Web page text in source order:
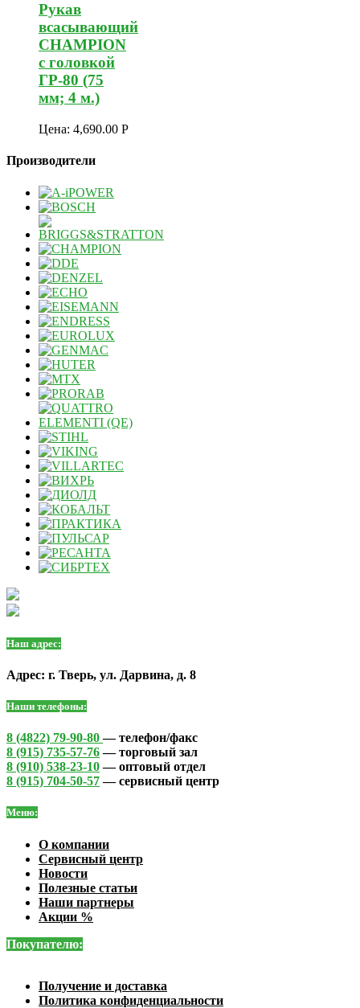
Рукав
всасывающий
CHAMPION
с головкой
ГР-80 (75
мм; 4 м.)
Цена: 4,690.00 Р
Производители
Наш адрес:
Адрес: г. Тверь, ул. Дарвина, д. 8
Наши телефоны:
8 (4822) 79-90-80— телефон/факс
8 (915) 735-57-76— торговый зал
8 (910) 538-23-10— оптовый отдел
8 (915) 704-50-57— сервисный центр
Меню:
О компании
Сервисный центр
Новости
Полезные статьи
Наши партнеры
Акции %
Покупателю:
Получение и доставка
Политика конфиденциальности